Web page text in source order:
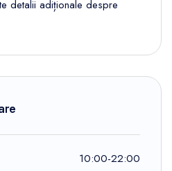
detalii adiționale despre
10:00-22:00